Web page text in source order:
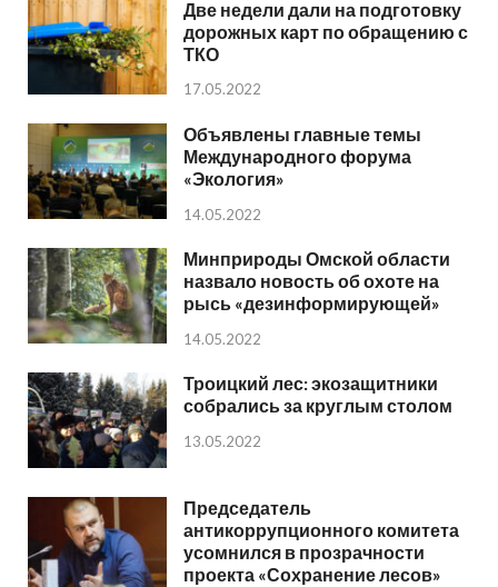
Две недели дали на подготовку
дорожных карт по обращению с
ТКО
17.05.2022
Объявлены главные темы
Международного форума
«Экология»
14.05.2022
Минприроды Омской области
назвало новость об охоте на
рысь «дезинформирующей»
14.05.2022
Троицкий лес: экозащитники
собрались за круглым столом
13.05.2022
Председатель
антикоррупционного комитета
усомнился в прозрачности
проекта «Сохранение лесов»